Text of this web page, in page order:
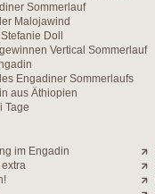
Sommerlauf
Malojawind
Doll
Vertical Sommerlauf
Engadiner Sommerlaufs
aus Äthiopien
Tage
im Engadin